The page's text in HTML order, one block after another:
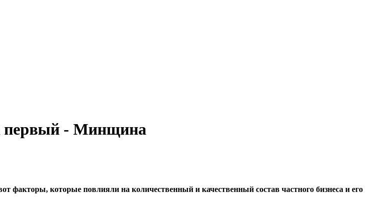
первый - Минщина
факторы, которые повлияли на количественный и качественный состав частного бизнеса и его